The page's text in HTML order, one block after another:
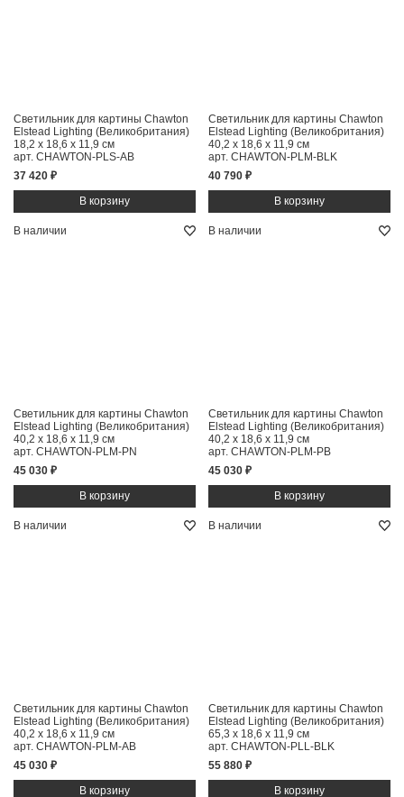
Светильник для картины Chawton
Elstead Lighting (Великобритания)
18,2 x 18,6 x 11,9 см
арт. CHAWTON-PLS-AB
37 420 ₽
Светильник для картины Chawton
Elstead Lighting (Великобритания)
40,2 x 18,6 x 11,9 см
арт. CHAWTON-PLM-BLK
40 790 ₽
В наличии
Светильник для картины Chawton
Elstead Lighting (Великобритания)
40,2 x 18,6 x 11,9 см
арт. CHAWTON-PLM-PN
45 030 ₽
В наличии
Светильник для картины Chawton
Elstead Lighting (Великобритания)
40,2 x 18,6 x 11,9 см
арт. CHAWTON-PLM-PB
45 030 ₽
В наличии
Светильник для картины Chawton
Elstead Lighting (Великобритания)
40,2 x 18,6 x 11,9 см
арт. CHAWTON-PLM-AB
45 030 ₽
В наличии
Светильник для картины Chawton
Elstead Lighting (Великобритания)
65,3 x 18,6 x 11,9 см
арт. CHAWTON-PLL-BLK
55 880 ₽